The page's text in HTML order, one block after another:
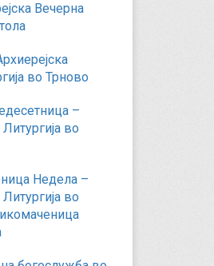
Вечерна
во Трново
–
во
Недела –
во